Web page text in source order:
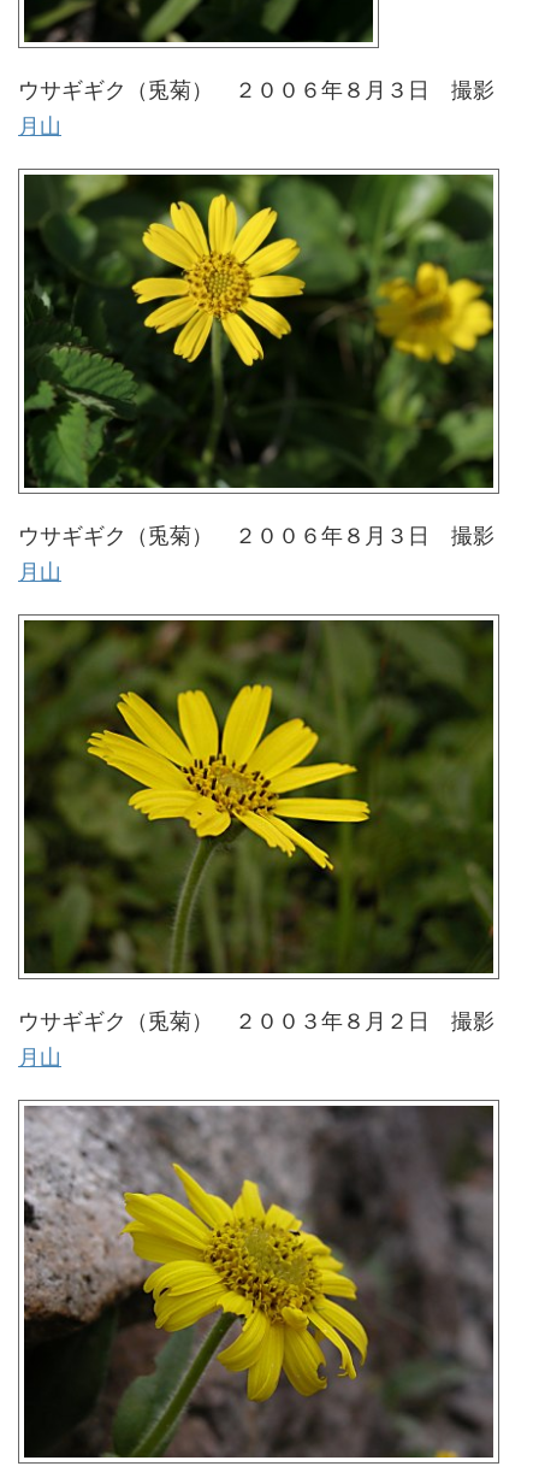
ウサギギク（兎菊） ２００６年８月３日 撮影
月山
ウサギギク（兎菊） ２００６年８月３日 撮影
月山
ウサギギク（兎菊） ２００３年８月２日 撮影
月山